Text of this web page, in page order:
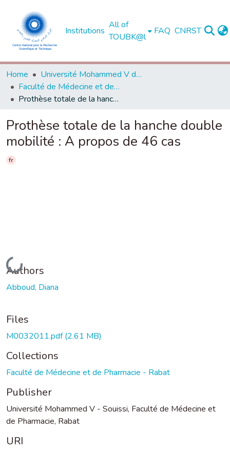
Institutions
All of
TOUBK@l
FAQ CNRST
Home
Université Mohammed V de Rabat
Faculté de Médecine et de Pharmacie - Rabat
Prothèse totale de la hanche double mobilité : A propos de 46 cas
Prothèse totale de la hanche double
mobilité : A propos de 46 cas
fr
Loading...
Authors
Abboud, Diana
Files
M0032011.pdf(2.61 MB)
Collections
Faculté de Médecine et de Pharmacie - Rabat
Publisher
Université Mohammed V - Souissi, Faculté de Médecine et
de Pharmacie, Rabat
URI